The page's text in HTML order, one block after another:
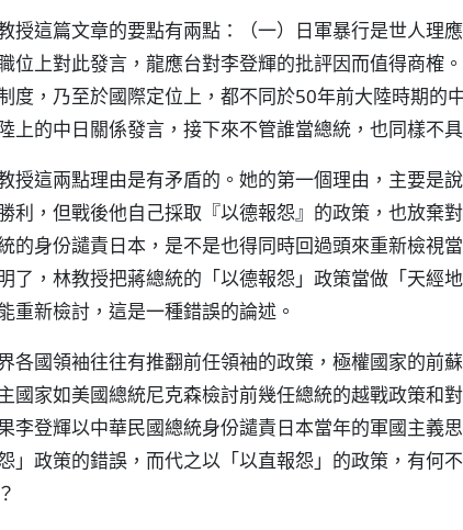
授這篇文章的要點有兩點：（一）日軍暴行是世人理
位上對此發言，龍應台對李登輝的批評因而值得商榷
度，乃至於國際定位上，都不同於50年前大陸時期的
上的中日關係發言，接下來不管誰當總統，也同樣不
授這兩點理由是有矛盾的。她的第一個理由，主要是
利，但戰後他自己採取『以德報怨』的政策，也放棄
的身份譴責日本，是不是也得同時回過頭來重新檢視
了，林教授把蔣總統的「以德報怨」政策當做「天經
重新檢討，這是一種錯誤的論述。
各國領袖往往有推翻前任領袖的政策，極權國家的前
國家如美國總統尼克森檢討前幾任總統的越戰政策和
李登輝以中華民國總統身份譴責日本當年的軍國主義
」政策的錯誤，而代之以「以直報怨」的政策，有何